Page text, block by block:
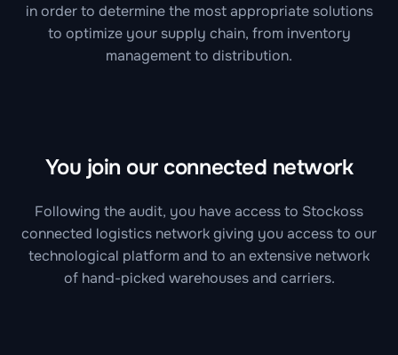
in order to determine the most appropriate solutions
to optimize your supply chain, from inventory
management to distribution.
You join our connected network
Following the audit, you have access to Stockoss
connected logistics network giving you access to our
technological platform and to an extensive network
of hand-picked warehouses and carriers.